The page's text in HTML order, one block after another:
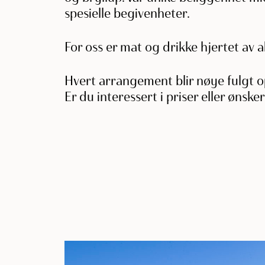
spesielle begivenheter.
For oss er mat og drikke hjertet av
Hvert arrangement blir nøye fulgt
Er du interessert i priser eller